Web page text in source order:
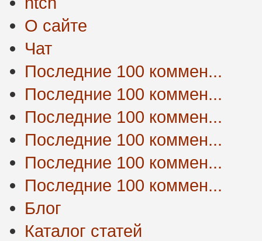
О сайте
Чат
Последние 100 коммен...
Последние 100 коммен...
Последние 100 коммен...
Последние 100 коммен...
Последние 100 коммен...
Последние 100 коммен...
Блог
Каталог статей